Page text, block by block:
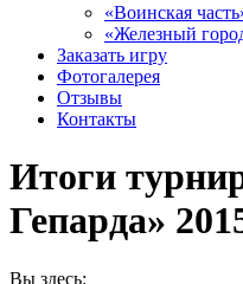
«Воинская
«Железный
Заказать игру
Фотогалерея
Отзывы
Контакты
Итоги
Гепарда»
Вы здесь: